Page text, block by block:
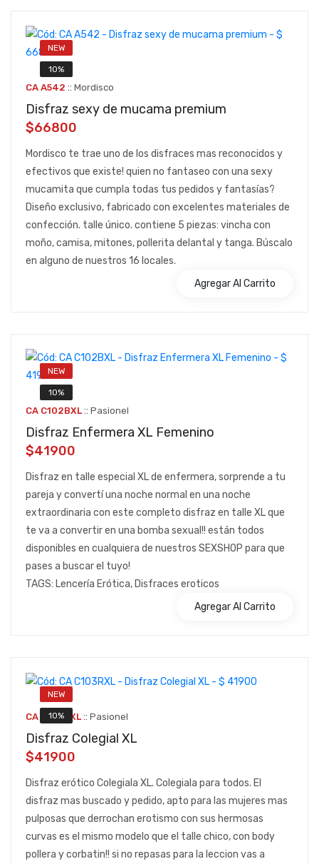
NEW
10%
CA A542 :: Mordisco
Disfraz sexy de mucama premium
$66800
Mordisco te trae uno de los disfraces mas reconocidos y
efectivos que existe! quien no fantaseo con una sexy
mucamita que cumpla todas tus pedidos y fantasías?
Diseño exclusivo, fabricado con excelentes materiales de
confección. talle único. contiene 5 piezas: vincha con
moño, camisa, mitones, pollerita delantal y tanga. Búscalo
en alguno de nuestros 16 locales.
Agregar Al Carrito
NEW
10%
CA C102BXL:: Pasionel
Disfraz Enfermera XL Femenino
$41900
Disfraz en talle especial XL de enfermera, sorprende a tu
pareja y convertí una noche normal en una noche
extraordinaria con este completo disfraz en talle XL que
te va a convertir en una bomba sexual!! están todos
disponibles en cualquiera de nuestros SEXSHOP para que
pases a buscar el tuyo!
TAGS: Lencería Erótica, Disfraces eroticos
Agregar Al Carrito
NEW
10%
CA C103RXL:: Pasionel
Disfraz Colegial XL
$41900
Disfraz erótico Colegiala XL. Colegiala para todos. El
disfraz mas buscado y pedido, apto para las mujeres mas
pulposas que derrochan erotismo con sus hermosas
curvas es el mismo modelo que el talle chico, con body
pollera y corbatin!! si no repasas para la leccion vas a